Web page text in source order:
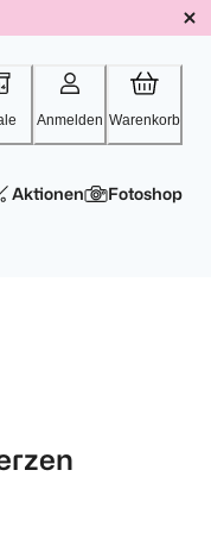
Anmelden Warenkorb
Aktionen Fotoshop